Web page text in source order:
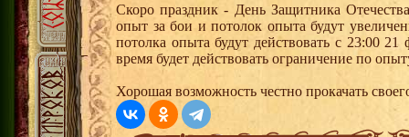
Скоро праздник - День Защитника
опыт за бои и потолок опыта будут
потолка опыта будут действовать с 23:00
время будет действовать ограничение по
Хорошая возможность честно прокачать